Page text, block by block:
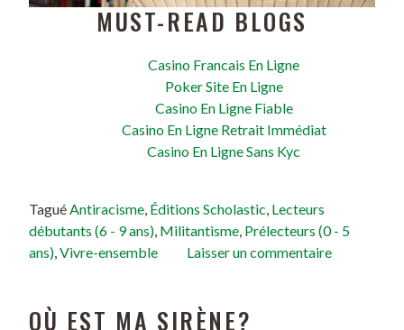
MUST-READ BLOGS
Casino Francais En Ligne
Poker Site En Ligne
Casino En Ligne Fiable
Casino En Ligne Retrait Immédiat
Casino En Ligne Sans Kyc
Tagué Antiracisme Éditions Scholastic Lecteurs
débutants (6 - 9 ans) Militantisme Prélecteurs (0 - 5
ans) Vivre-ensemble Laisser un commentaire
OÙ EST MA SIRÈNE?